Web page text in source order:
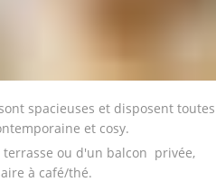
spacieuses et disposent toutes
et cosy.
ou d'un balcon  privée,
à café/thé.